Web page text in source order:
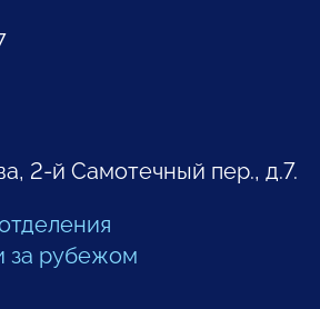
2-й Самотечный пер., д.7.
за рубежом